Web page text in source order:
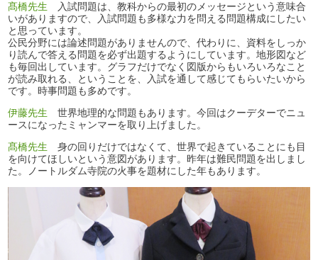
髙橋先生 入試問題は、教科からの最初のメッセージという意味合
いがありますので、入試問題も多様な力を問える問題構成にしたい
と思っています。
公民分野には論述問題がありませんので、代わりに、資料をしっか
り読んで答える問題を必ず出題するようにしています。地形図など
も毎回出しています。グラフだけでなく図版からもいろいろなこと
が読み取れる、ということを、入試を通して感じてもらいたいから
です。時事問題も多めです。
伊藤先生 世界地理的な問題もあります。今回はクーデターでニュ
ースになったミャンマーを取り上げました。
髙橋先生 身の回りだけではなくて、世界で起きていることにも目
を向けてほしいという意図があります。昨年は難民問題を出しまし
た。ノートルダム寺院の火事を題材にした年もあります。